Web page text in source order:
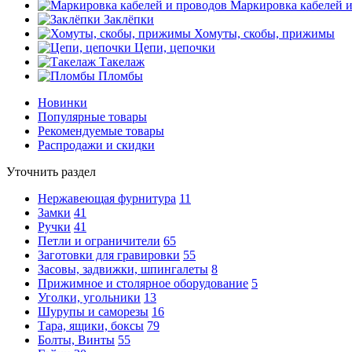
Маркировка кабелей
Заклёпки
Хомуты, скобы, прижимы
Цепи, цепочки
Такелаж
Пломбы
Новинки
Популярные товары
Рекомендуемые товары
Распродажи и скидки
Уточнить раздел
Нержавеющая фурнитура 11
Замки 41
Ручки 41
Петли и ограничители 65
Заготовки для гравировки 55
Засовы, задвижки, шпингалеты 8
Прижимное и столярное оборудование 5
Уголки, угольники 13
Шурупы и саморезы 16
Тара, ящики, боксы 79
Болты, Винты 55